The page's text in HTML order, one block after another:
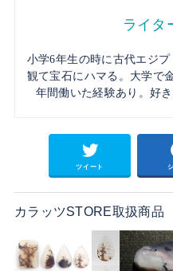
ライタ
小学6年生の時に古代エジ
観て宝石にハマる。大学で
年間働いた経験あり。好
ツイート
カラッツSTORE取扱商品